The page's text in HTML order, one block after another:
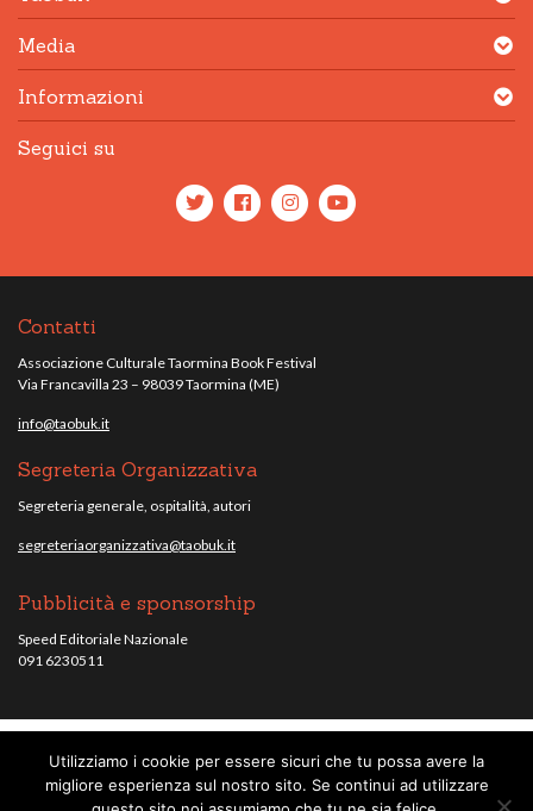
Media
Informazioni
Seguici su
Contatti
Associazione Culturale Taormina Book Festival
Via Francavilla 23 – 98039 Taormina (ME)
info@taobuk.it
Segreteria Organizzativa
Segreteria generale, ospitalità, autori
segreteriaorganizzativa@taobuk.it
Pubblicità e sponsorship
Speed Editoriale Nazionale
091 6230511
© Taobuk, festival letterario internazionale 2013/2021 - Tutti i contenuti del
sito sono coperti da copyright - C.F. 96010220836.note legali.
Utilizziamo i cookie per essere sicuri che tu possa avere la
migliore esperienza sul nostro sito. Se continui ad utilizzare